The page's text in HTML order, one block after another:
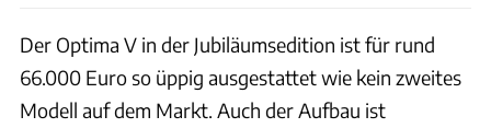
Der Optima V in der Jubiläumsedition ist für rund
66.000 Euro so üppig ausgestattet wie kein zweites
Modell auf dem Markt. Auch der Aufbau ist